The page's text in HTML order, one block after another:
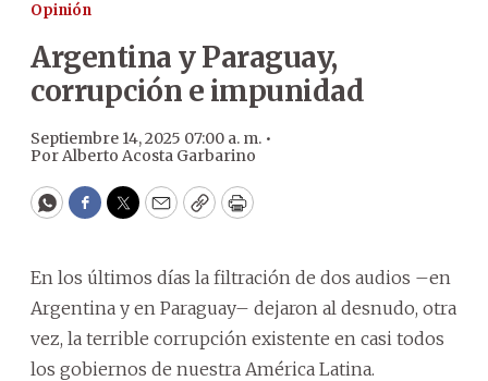
Opinión
Argentina y Paraguay,
corrupción e impunidad
Septiembre 14, 2025 07:00 a. m. •
PorAlberto Acosta Garbarino
WhatsApp
Facebook
Twitter
EmailCopyPrint
En los últimos días la filtración de dos audios –en
Argentina y en Paraguay– dejaron al desnudo, otra
vez, la terrible corrupción existente en casi todos
los gobiernos de nuestra América Latina.